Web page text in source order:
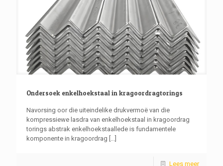
Ondersoek enkelhoekstaal in kragoordragtorings
Navorsing oor die uiteindelike drukvermoë van die
kompressiewe lasdra van enkelhoekstaal in kragoordrag
torings abstrak enkelhoekstaallede is fundamentele
komponente in kragoordrag [...]
Lees meer